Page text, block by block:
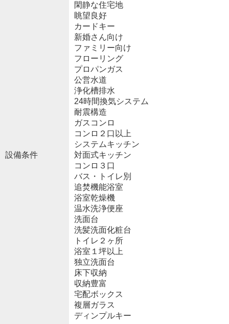
設備条件
閑静な住宅地
眺望良好
カードキー
新婚さん向け
ファミリー向け
フローリング
プロパンガス
公営水道
浄化槽排水
24時間換気システム
耐震構造
ガスコンロ
コンロ２口以上
システムキッチン
対面式キッチン
コンロ３口
バス・トイレ別
追焚機能浴室
浴室乾燥機
温水洗浄便座
洗面台
洗髪洗面化粧台
トイレ２ヶ所
浴室１坪以上
独立洗面台
床下収納
収納豊富
宅配ボックス
複層ガラス
ディンプルキー